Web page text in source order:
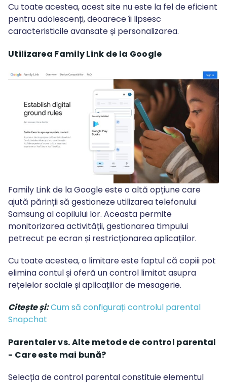
Cu toate acestea, acest site nu este la fel de eficient
pentru adolescenți, deoarece îi lipsesc
caracteristicile avansate și personalizarea.
Utilizarea Family Link de la Google
Family Link de la Google este o altă opțiune care
ajută părinții să gestioneze utilizarea telefonului
Samsung al copilului lor. Aceasta permite
monitorizarea activității, gestionarea timpului
petrecut pe ecran și restricționarea aplicațiilor.
Cu toate acestea, o limitare este faptul că copiii pot
elimina contul și oferă un control limitat asupra
rețelelor sociale și aplicațiilor de mesagerie.
Citește și:Cum să configurați controlul parental
Snapchat
Parentaler vs. Alte metode de control parental
- Care este mai bună?
Selecția de control parental constituie elementul